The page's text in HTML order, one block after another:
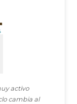
activo
cambia al